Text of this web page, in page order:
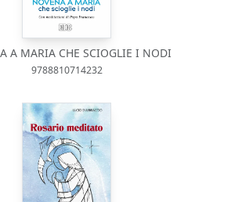
A MARIA CHE SCIOGLIE I NODI
9788810714232